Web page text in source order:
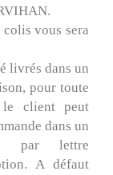
vous sera
livrés dans un
pour toute
le client peut
dans un
par lettre
A défaut